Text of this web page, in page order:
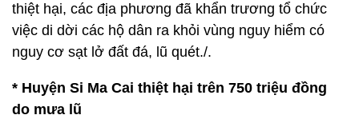
thiệt hại, các địa phương đã khẩn trương tổ chức
việc di dời các hộ dân ra khỏi vùng nguy hiểm có
nguy cơ sạt lở đất đá, lũ quét./.
* Huyện Si Ma Cai thiệt hại trên 750 triệu đồng
do mưa lũ